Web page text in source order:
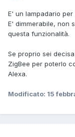
E' un lampadario per
E' dimmerabile, non
questa funzionalità.
Se proprio sei
ZigBee per poterlo
Alexa.
Modificato: 15